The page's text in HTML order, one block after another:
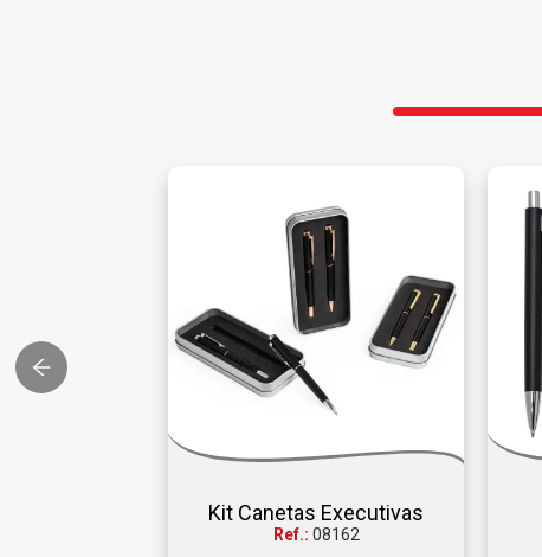
Kit Canetas Executivas
Ref.: 08162